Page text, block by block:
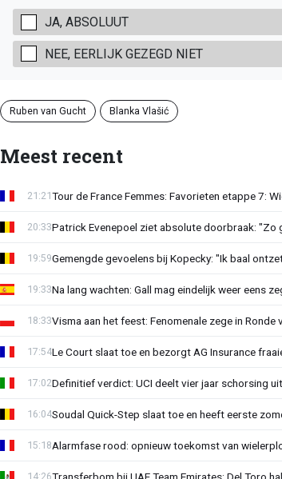
JA, ABSOLUUT
NEE, EERLIJK GEZEGD NIET
Ruben van Gucht Blanka Vlašić
Meest recent
Tour de France Femmes: Favorieten etappe 7:
21:21
Patrick Evenepoel ziet absolute doorbraak: "Zo
20:33
Gemengde gevoelens bij Kopecky: "Ik baal
19:59
Na lang wachten: Gall mag eindelijk weer eens
19:33
Visma aan het feest: Fenomenale zege in Ronde
18:33
Le Court slaat toe en bezorgt AG Insurance
17:54
Definitief verdict: UCI deelt vier jaar schorsing
17:02
Soudal Quick-Step slaat toe en heeft eerste
16:04
Alarmfase rood: opnieuw toekomst van
15:18
14:26